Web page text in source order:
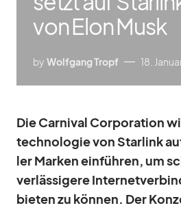
von Elon Musk
by Wolfgang Tropf 18.
Die Car­ni­val Cor­po­ra­tion
tech­no­lo­gie von Star­link
ler Mar­ken ein­füh­ren, um
ver­läs­si­gere
bie­ten zu kön­nen. Der